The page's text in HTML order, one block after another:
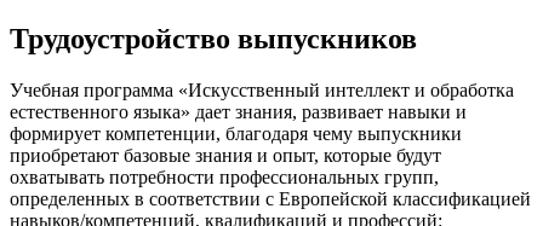
Трудоустройство выпускников
Учебная программа «Искусственный интеллект и обработка
естественного языка» дает знания, развивает навыки и
формирует компетенции, благодаря чему выпускники
приобретают базовые знания и опыт, которые будут
охватывать потребности профессиональных групп,
определенных в соответствии с Европейской классификацией
навыков/компетенций, квалификаций и профессий: